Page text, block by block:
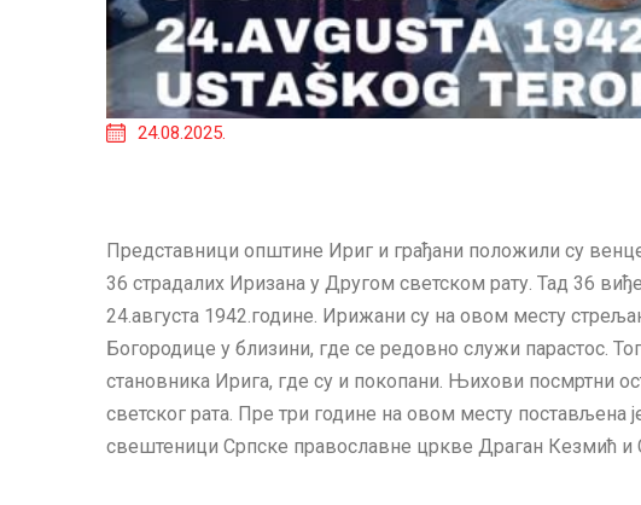
24.08.2025.
Представници општине Ириг и грађани положили су
36 страдалих Иризана у Другом светском рату. Тад 36
24.августа 1942.године. Ирижани су на овом месту
Богородице у близини, где се редовно служи парастос.
становника Ирига, где су и покопани. Њихови посмртни
светског рата. Пре три године на овом месту
свештеници Српске православне цркве Драган Кезмић и